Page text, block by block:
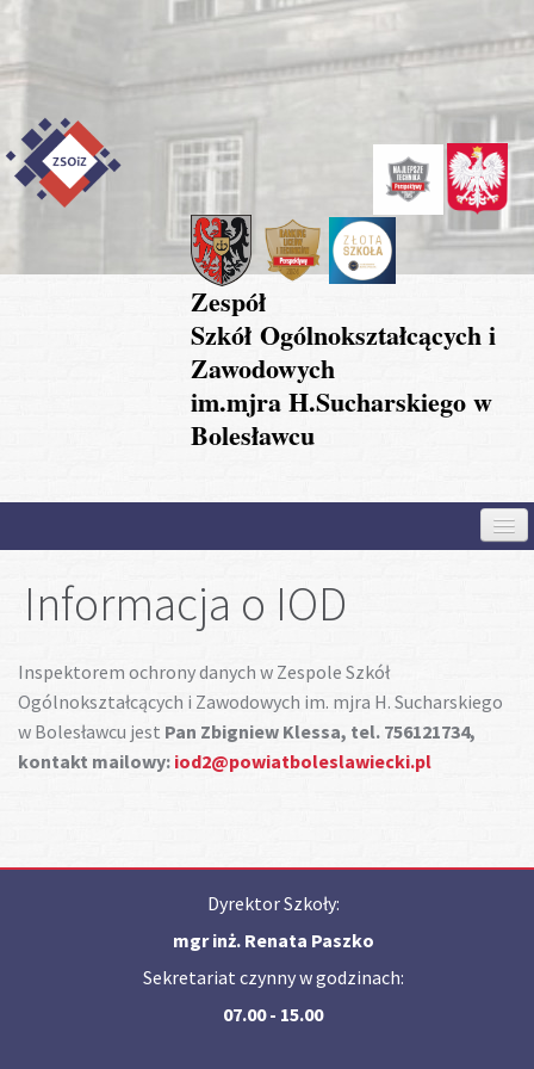
Zespół
Szkół Ogólnokształcących i
Zawodowych
im.mjra H.Sucharskiego w
Bolesławcu
Szkoła
Strefa rodzica
Projekty
Plan lekcji
Informacja o IOD
Inspektorem ochrony danych w Zespole Szkół
Ogólnokształcących i Zawodowych im. mjra H. Sucharskiego
w Bolesławcu jest Pan Zbigniew Klessa, tel. 756121734,
kontakt mailowy: iod2@powiatboleslawiecki.pl
Dyrektor Szkoły:
mgr inż. Renata Paszko
Sekretariat czynny w godzinach:
07.00 - 15.00